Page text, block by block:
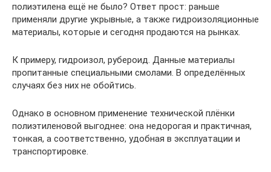
полиэтилена ещё не было? Ответ прост: раньше
применяли другие укрывные, а также гидроизоляционные
материалы, которые и сегодня продаются на рынках.
К примеру, гидроизол, рубероид. Данные материалы
пропитанные специальными смолами. В определённых
случаях без них не обойтись.
Однако в основном применение технической плёнки
полиэтиленовой выгоднее: она недорогая и практичная,
тонкая, а соответственно, удобная в эксплуатации и
транспортировке.